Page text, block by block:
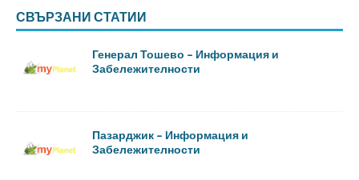
СВЪРЗАНИ СТАТИИ
Генерал Тошево – Информация и
Забележителности
Пазарджик – Информация и
Забележителности